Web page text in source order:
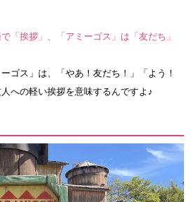
「挨拶」、「アミーゴス」は「友だち」
ゴス」は、「やあ！友だち！」「よう！
への軽い挨拶を意味するんですよ♪